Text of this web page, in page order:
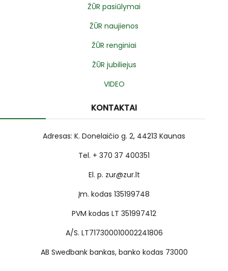
ŽŪR pasiūlymai
ŽŪR naujienos
ŽŪR renginiai
ŽŪR jubiliejus
VIDEO
KONTAKTAI
Adresas: K. Donelaičio g. 2, 44213 Kaunas
Tel. + 370 37 400351
El. p. zur@zur.lt
Įm. kodas 135199748
PVM kodas LT 351997412
A/S. LT717300010002241806
AB Swedbank bankas, banko kodas 73000